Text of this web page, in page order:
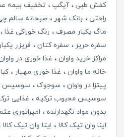
کفش طبی
آیگپ تخفیف بیمه
راحتی
بانک شهر صبحانه سالم
ماگ یکبار مصرف
رنگ خوراکی غذا
سفره حریر
سفره کتان
فریزر
مراکز خرید واوان
غذا خوری در
خانه ما واوان
غذا خوری مهیار
پیتزا در واوان
سوجوک
سوسیس
سوسیس محبوب ترکیه
غذایی
بدون مواد نگهدارنده
امپراتوری
اینا وان تیک کالا
ایتا وان تیک کالا